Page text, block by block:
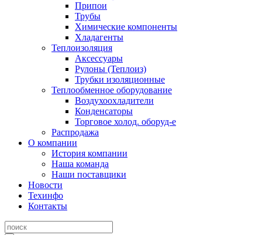
Припои
Трубы
Химические компоненты
Хладагенты
Теплоизоляция
Аксессуары
Рулоны (Теплоиз)
Трубки изоляционные
Теплообменное оборудование
Воздухоохладители
Конденсаторы
Торговое холод. оборуд-е
Распродажа
О компании
История компании
Наша команда
Наши поставщики
Новости
Техинфо
Контакты